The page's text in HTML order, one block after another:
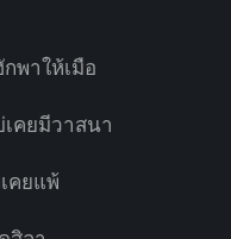
พาให้เมือ
เคยมีวาสนา
คยแพ้